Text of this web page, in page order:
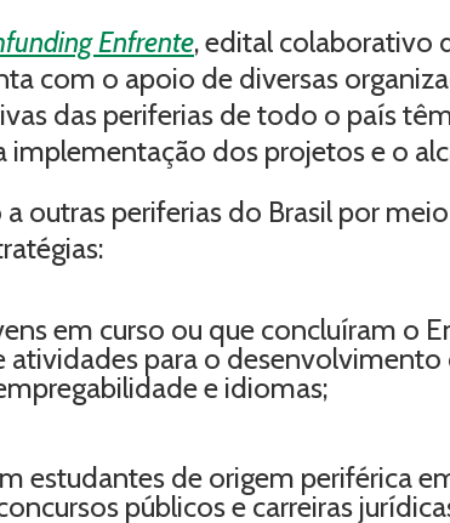
Enfrente, edital colaborativo
com o apoio de diversas
das periferias de todo o país
dos projetos e o
outras periferias do Brasil por
em curso ou que concluíram o
atividades para o
e idiomas;
estudantes de origem periférica
públicos e carreiras